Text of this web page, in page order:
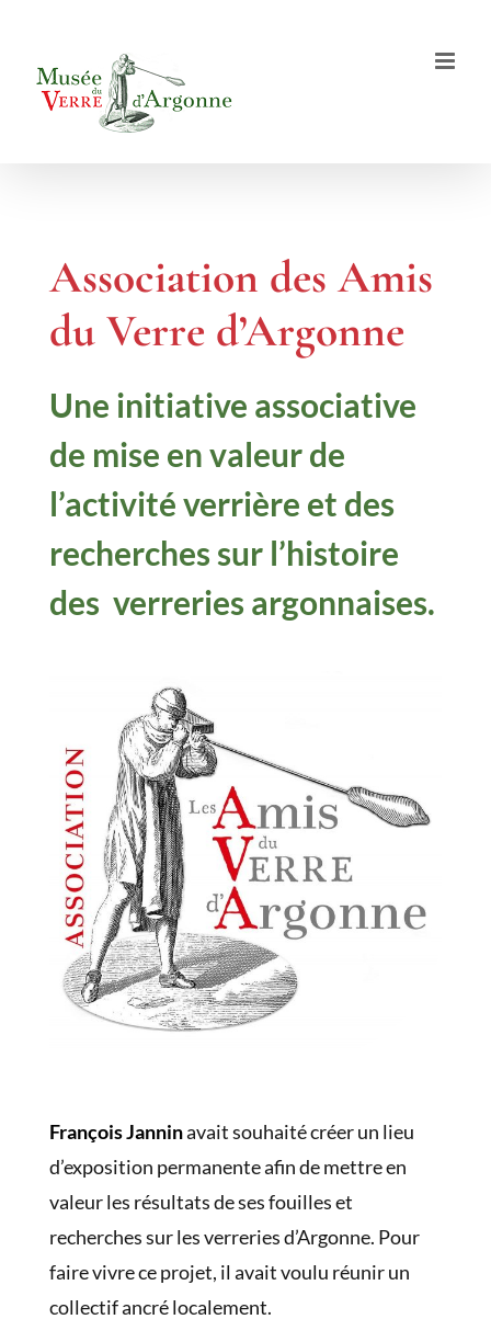
contenu
Association des Amis
du Verre d’Argonne
Une initiative associative
de mise en valeur de
l’activité verrière et des
recherches sur l’histoire
des verreries argonnaises.
François Janninavait souhaité créer un lieu
d’exposition permanente afin de mettre en
valeur les résultats de ses fouilles et
recherches sur les verreries d’Argonne. Pour
faire vivre ce projet, il avait voulu réunir un
collectif ancré localement.